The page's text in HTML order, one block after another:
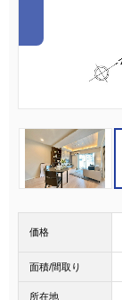
価格
面積/間取り
所在地